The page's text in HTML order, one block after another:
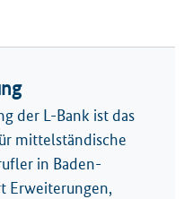
der L-Bank ist das
mittelständische
in Baden-
Erweiterungen,